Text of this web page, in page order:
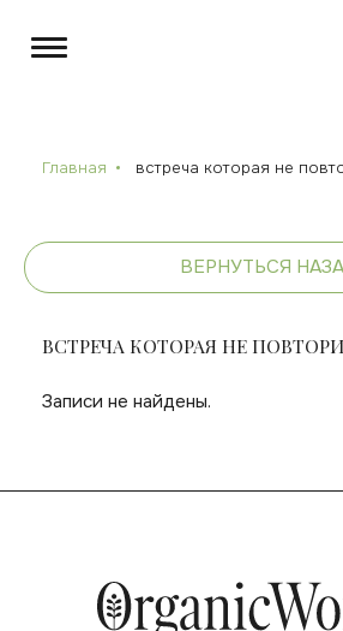
Главная встреча которая не
ВЕРНУТЬСЯ
ВСТРЕЧА КОТОРАЯ НЕ
Записи не найдены.